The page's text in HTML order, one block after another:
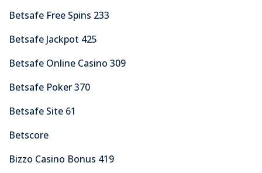
Betsafe Free Spins 233
Betsafe Jackpot 425
Betsafe Online Casino 309
Betsafe Poker 370
Betsafe Site 61
Betscore
Bizzo Casino Bonus 419